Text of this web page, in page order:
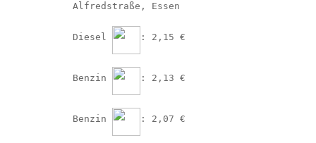
Alfredstraße, Essen
Diesel : 2,15 €
Benzin : 2,13 €
Benzin : 2,07 €